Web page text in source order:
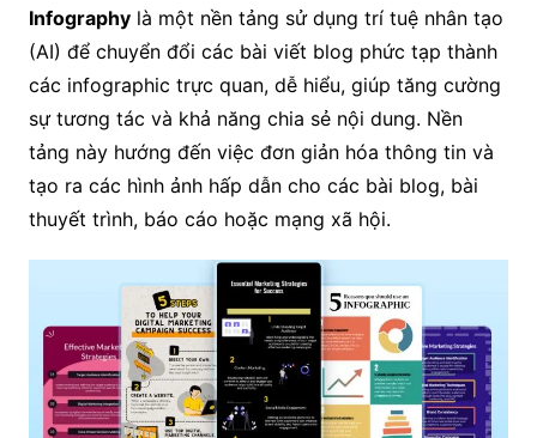
Infographylà một nền tảng sử dụng trí tuệ nhân tạo
(AI) để chuyển đổi các bài viết blog phức tạp thành
các infographic trực quan, dễ hiểu, giúp tăng cường
sự tương tác và khả năng chia sẻ nội dung. Nền
tảng này hướng đến việc đơn giản hóa thông tin và
tạo ra các hình ảnh hấp dẫn cho các bài blog, bài
thuyết trình, báo cáo hoặc mạng xã hội.